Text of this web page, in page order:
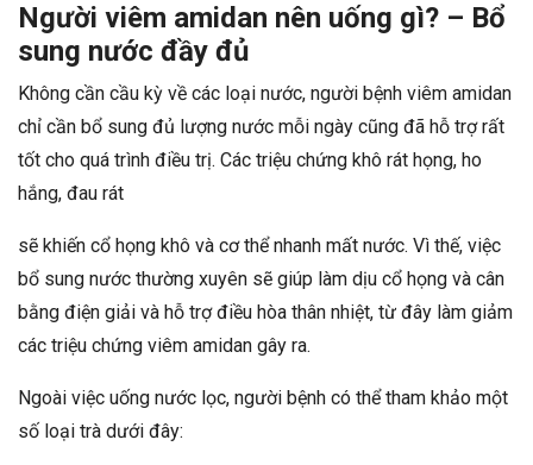
Người viêm amidan nên uống gì? – Bổ
sung nước đầy đủ
Không cần cầu kỳ về các loại nước, người bệnh viêm amidan
chỉ cần bổ sung đủ lượng nước mỗi ngày cũng đã hỗ trợ rất
tốt cho quá trình điều trị. Các triệu chứng khô rát họng, ho
hắng, đau rát
sẽ khiến cổ họng khô và cơ thể nhanh mất nước. Vì thế, việc
bổ sung nước thường xuyên sẽ giúp làm dịu cổ họng và cân
bằng điện giải và hỗ trợ điều hòa thân nhiệt, từ đây làm giảm
các triệu chứng viêm amidan gây ra.
Ngoài việc uống nước lọc, người bệnh có thể tham khảo một
số loại trà dưới đây: